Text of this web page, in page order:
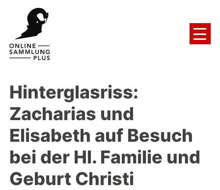
Hinterglasriss:
Zacharias und
Elisabeth auf Besuch
bei der Hl. Familie und
Geburt Christi